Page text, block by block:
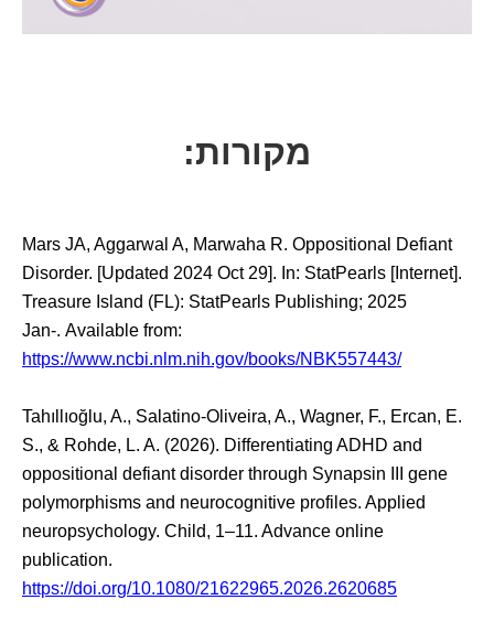
מקורות:
Mars JA, Aggarwal A, Marwaha R. Oppositional Defiant
Disorder. [Updated 2024 Oct 29]. In: StatPearls [Internet].
Treasure Island (FL): StatPearls Publishing; 2025
Jan-. Available from:
https://www.ncbi.nlm.nih.gov/books/NBK557443/
Tahıllıoğlu, A., Salatino-Oliveira, A., Wagner, F., Ercan, E.
S., & Rohde, L. A. (2026). Differentiating ADHD and
oppositional defiant disorder through Synapsin III gene
polymorphisms and neurocognitive profiles. Applied
neuropsychology. Child, 1–11. Advance online
publication.
https://doi.org/10.1080/21622965.2026.2620685